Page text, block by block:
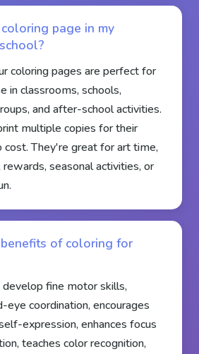
page in my
coloring pages are perfect for
in classrooms, schools,
and after-school activities.
multiple copies for their
cost. They're great for art time,
seasonal activities, or
of coloring for
develop fine motor skills,
eye coordination, encourages
expression, enhances focus
teaches color recognition,